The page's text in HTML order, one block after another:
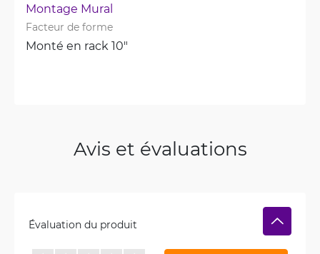
Montage Mural
Facteur de forme
Monté en rack 10"
Avis et évaluations
Évaluation du produit